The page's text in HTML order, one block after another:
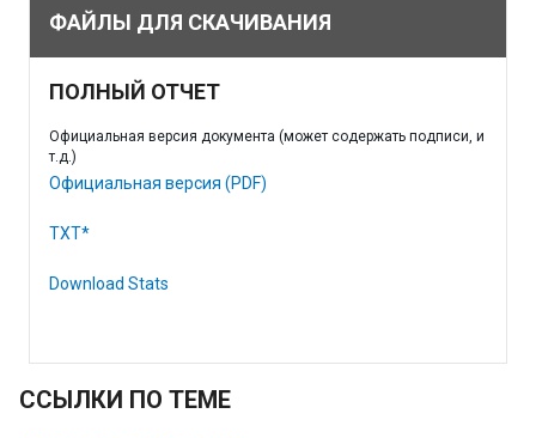
ФАЙЛЫ ДЛЯ СКАЧИВАНИЯ
ПОЛНЫЙ ОТЧЕТ
Официальная версия документа (может содержать подписи, и
т.д.)
Официальная версия (PDF)
TXT*
Download Stats
ССЫЛКИ ПО ТЕМЕ